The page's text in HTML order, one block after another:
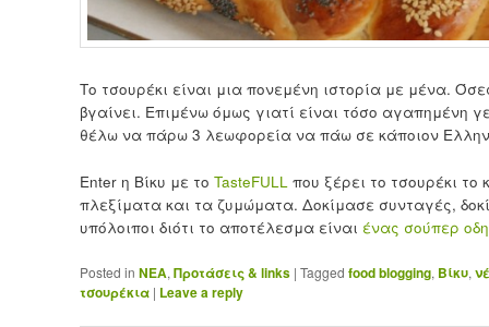
Το τσουρέκι είναι μια πονεμένη ιστορία με μένα.
βγαίνει. Επιμένω όμως γιατί είναι τόσο αγαπημένη
θέλω να πάρω 3 λεωφορεία να πάω σε κάποιον
Enter η Βίκυ με το TasteFULL που ξέρει το τσουρέκι
πλεξίματα και τα ζυμώματα. Δοκίμασε συνταγές,
υπόλοιποι διότι το αποτέλεσμα είναι ένας σούπερ
Posted in ΝΕΑ, Προτάσεις & links | Tagged food blogging, Βίκυ,
τσουρέκια | Leave a reply